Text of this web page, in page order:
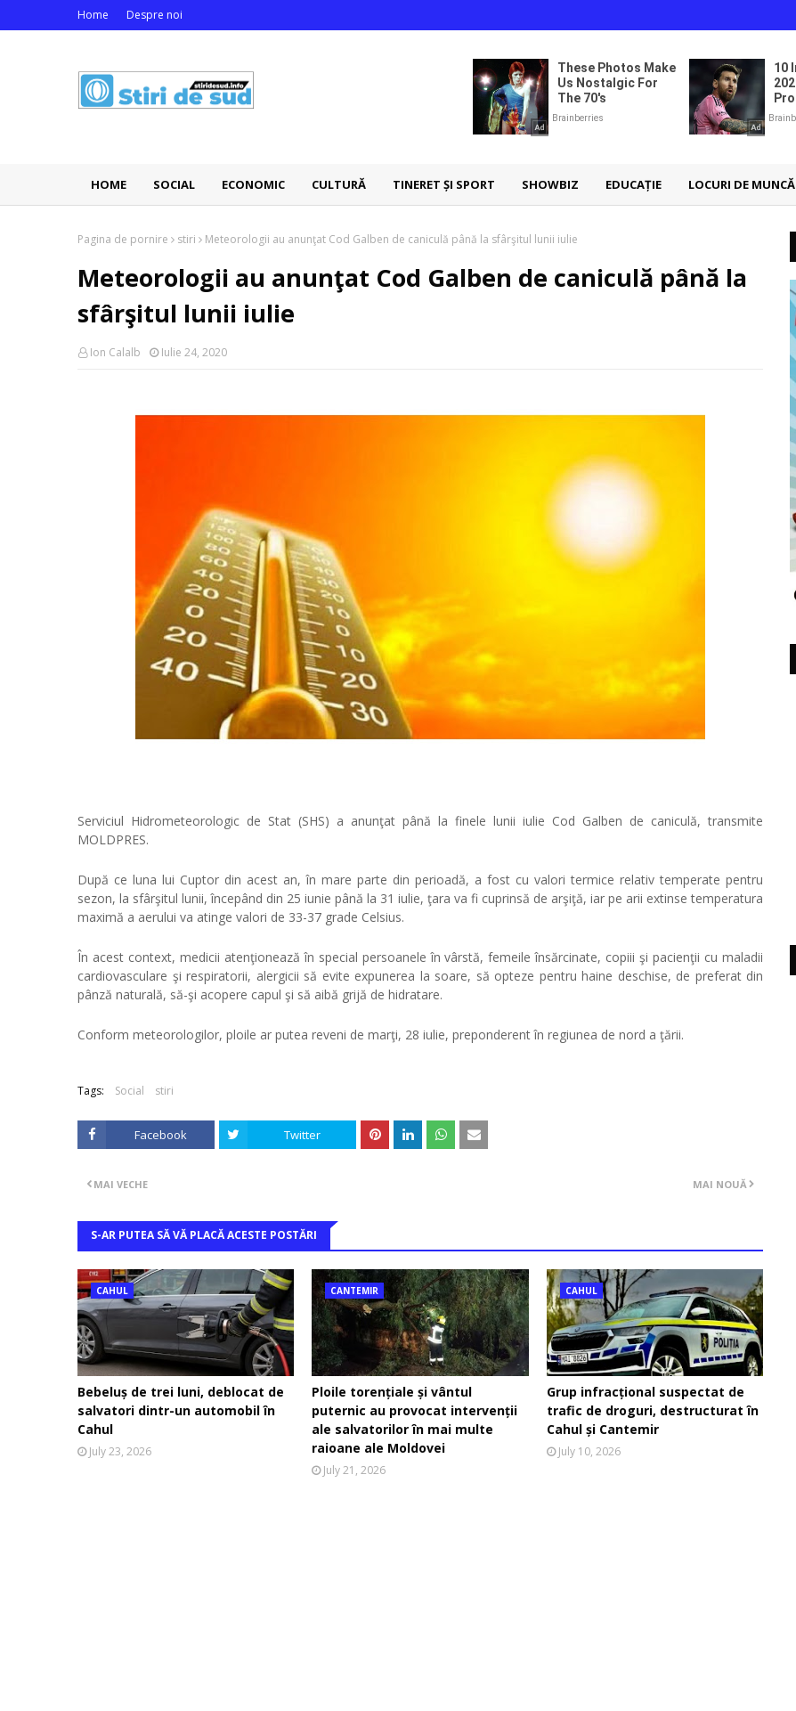
Home Despre noi
HOME SOCIAL ECONOMIC CULTURĂ TINERET ȘI SPORT SHOWBIZ EDUCAȚIE LOCURI DE MUNCĂ
Pagina de pornire stiri Meteorologii au anunţat Cod Galben de caniculă până la sfârşitul lunii iulie
Meteorologii au anunţat Cod Galben de caniculă până la
sfârşitul lunii iulie
Ion Calalb Iulie 24, 2020
Serviciul Hidrometeorologic de Stat (SHS) a anunţat până la finele lunii iulie Cod Galben de caniculă, transmite
MOLDPRES.
După ce luna lui Cuptor din acest an, în mare parte din perioadă, a fost cu valori termice relativ temperate pentru
sezon, la sfârşitul lunii, începând din 25 iunie până la 31 iulie, ţara va fi cuprinsă de arşiţă, iar pe arii extinse temperatura
maximă a aerului va atinge valori de 33-37 grade Celsius.
În acest context, medicii atenţionează în special persoanele în vârstă, femeile însărcinate, copiii şi pacienţii cu maladii
cardiovasculare şi respiratorii, alergicii să evite expunerea la soare, să opteze pentru haine deschise, de preferat din
pânză naturală, să-şi acopere capul şi să aibă grijă de hidratare.
Conform meteorologilor, ploile ar putea reveni de marţi, 28 iulie, preponderent în regiunea de nord a ţării.
Tags: Social stiri
Facebook Twitter
MAI NOUĂ
MAI VECHE
S-AR PUTEA SĂ VĂ PLACĂ ACESTE POSTĂRI
CAHUL
Bebeluș de trei luni, deblocat de
salvatori dintr-un automobil în
Cahul
July 23, 2026
CANTEMIR
Ploile torențiale și vântul
puternic au provocat intervenții
ale salvatorilor în mai multe
raioane ale Moldovei
July 21, 2026
CAHUL
Grup infracțional suspectat de
trafic de droguri, destructurat în
Cahul și Cantemir
July 10, 2026